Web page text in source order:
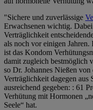
"Sichere und zuverlässige
Erwachsenen wichtig.
Verträglichkeit
als noch vor einigen
ist das Kondom
damit zugleich bestmöglich
so Dr. Johannes Nießen
Verträglichkeit dagegen aus
ausreichend gegeben: : 61
Verhütung mit Hormonen
Seele“ hat.